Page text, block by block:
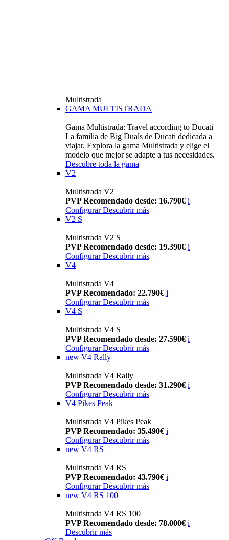
Multistrada
GAMA MULTISTRADA
Gama Multistrada: Travel according to Ducati
La familia de Big Duals de Ducati dedicada a
viajar. Explora la gama Multistrada y elige el
modelo que mejor se adapte a tus necesidades.
Descubre toda la gama
V2
Multistrada V2
PVP Recomendado desde: 16.790€ i
Configurar Descubrir más
V2 S
Multistrada V2 S
PVP Recomendado desde: 19.390€ i
Configurar Descubrir más
V4
Multistrada V4
PVP Recomendado: 22.790€ i
Configurar Descubrir más
V4 S
Multistrada V4 S
PVP Recomendado desde: 27.590€ i
Configurar Descubrir más
new V4 Rally
Multistrada V4 Rally
PVP Recomendado desde: 31.290€ i
Configurar Descubrir más
V4 Pikes Peak
Multistrada V4 Pikes Peak
PVP Recomendado: 35.490€ i
Configurar Descubrir más
new V4 RS
Multistrada V4 RS
PVP Recomendado: 43.790€ i
ConfigurarDescubrir más
new V4 RS 100
Multistrada V4 RS 100
PVP Recomendado desde: 78.000€ i
Descubrir más